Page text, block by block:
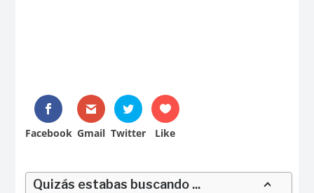
Facebook Gmail Twitter Like
Quizás estabas buscando ...